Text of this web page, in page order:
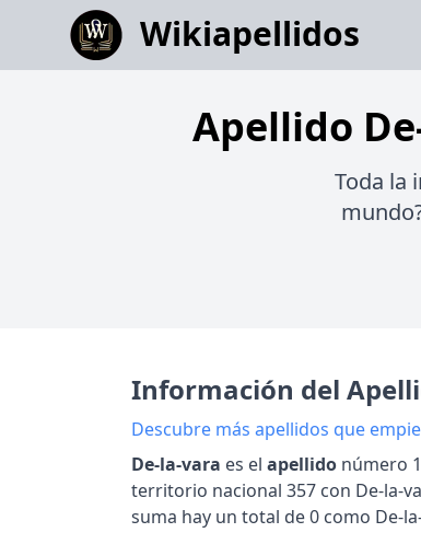
Wikiapellidos
Apellido
Toda la
Información del
Descubre más apellidos que
De-la-vara es el apellido número
territorio nacional 357 con De-la-
suma hay un total de 0 como De-